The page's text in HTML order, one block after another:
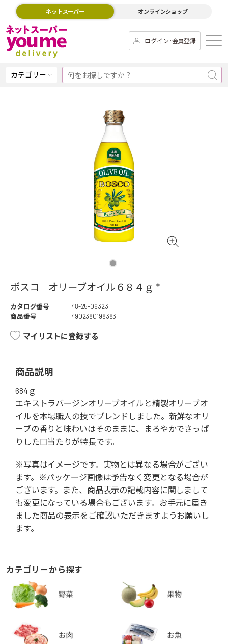
ネットスーパー オンラインショップ
ログイン･会員登録
カテゴリー
ボスコ オリーブオイル６８４ｇ *
カタログ番号
48-25-06323
商品番号
4902380198383
マイリストに登録する
商品説明
684ｇ
エキストラバージンオリーブオイルと精製オリーブオ
イルを本場職人の技でブレンドしました。新鮮なオリ
ーブの香りと味わいはそのままに、まろやかでさっぱ
りした口当たりが特長です。
※写真はイメージです。実物とは異なる場合がござい
ます。※パッケージ画像は予告なく変更となる場合が
ございます。また、商品表示の記載内容に関しまして
も変更になっている場合もございます。お手元に届き
ました商品の表示をご確認いただきますようお願いし
ます。
カテゴリーから探す